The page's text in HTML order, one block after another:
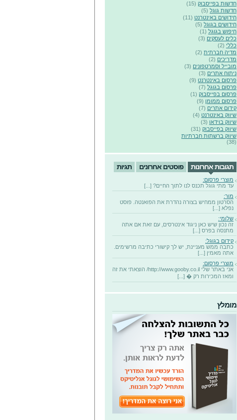
חדשות בפייסבוק (15)
חדשות גוגל (5)
חידושים באינטרנט (11)
חידושים בגוגל (5)
חיפוש בגוגל (1)
כלים לעסקים (3)
כללי (2)
מדיה חברתית (2)
מדריכים (2)
מובייל וסמרטפונים (3)
ניתוח אתרים (3)
פרסום באינטרנט (9)
פרסום בגוגל (7)
פרסום בפייסבוק (1)
פרסום ממומן (9)
קידום אתרים (7)
שיווק באינטרנט (4)
שיווק בוידאו (3)
שיווק בפייסבוק (31)
שיווק ברשתות חברתיות
(38)
תגובות אחרונות פוסטים אחרונים תגיות
מוצרי פרסום:
עד מתי גוגל תכנס לנו לתוך החיים? [...]
מור:
הסרטון ממחיש בצורה נהדרת את הפואנטה. פוסט
נפלא [...]
שלומי:
זה נכון שיש כאן ניגוד אינטרסים, עם זאת אם אתה
מתנסה בפרס [...]
קידום בגוגל:
כתבה ממש מעניינת, יש לך קישורי כתיבה מרשימים.
אתה מאמין [...]
מוצרי פרסום:
אני באתר שלי http://www.gooby.co.il/ הוצאתי את זה
ומאז המכירות רק � [...]
מומלץ